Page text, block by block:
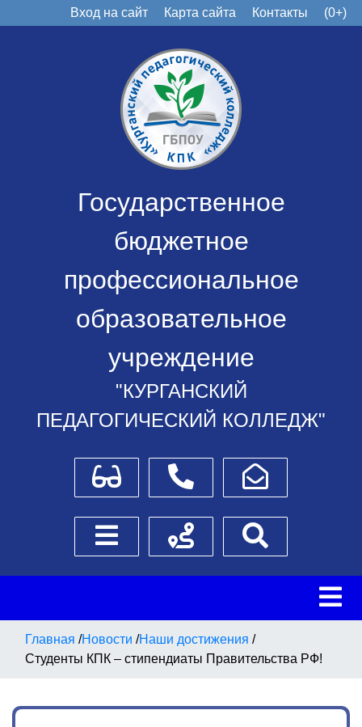
Вход на сайт Карта сайта Контакты (0+)
Государственное
бюджетное
профессиональное
образовательное
учреждение
"КУРГАНСКИЙ
ПЕДАГОГИЧЕСКИЙ КОЛЛЕДЖ"
Для слабовидящихТелефоныНаписать обращение
Боковое менюСхема проезда
Главная /Новости /Наши достижения /
Студенты КПК – стипендиаты Правительства РФ!